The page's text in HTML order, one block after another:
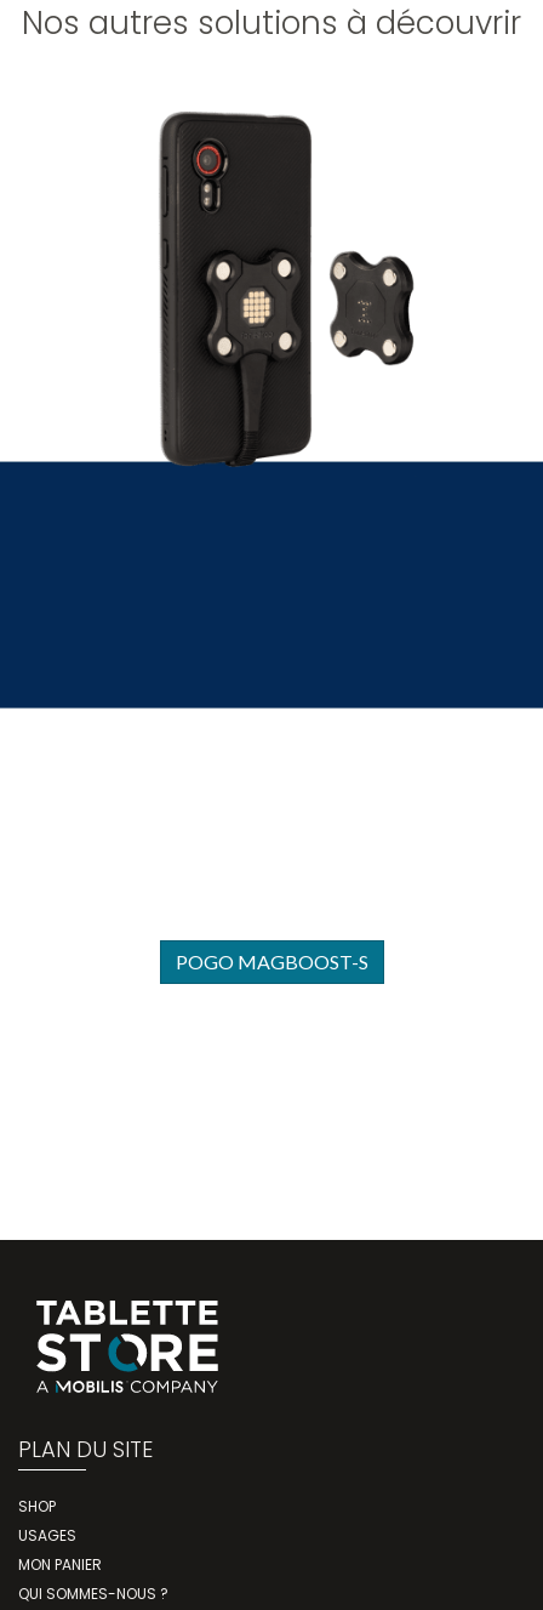
Nos autres solutions à découvrir
POGO MAGBOOST-S
PLAN DU SITE
SHOP
USAGES
MON PANIER
QUI SOMMES-NOUS ?